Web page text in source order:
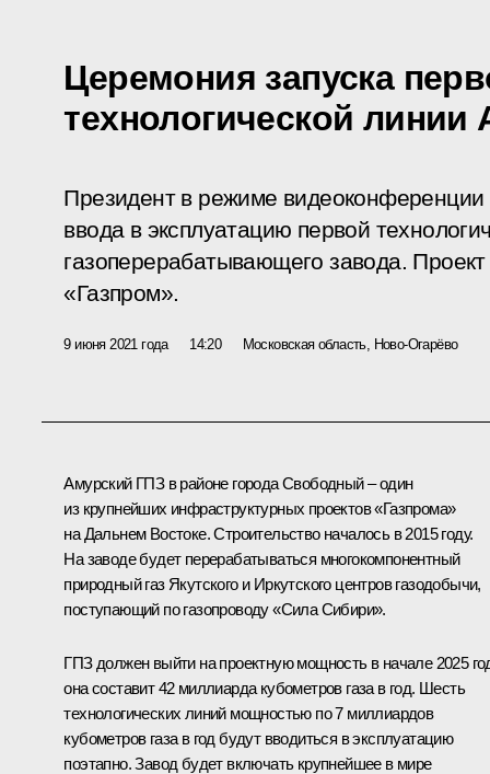
Церемония запуска
технологической линии
Президент в режиме
ввода в эксплуатацию первой
газоперерабатывающего завода.
«Газпром».
9 июня 2021 года 14:20 Московская область, Ново-Огарёво
Амурский ГПЗ в районе города Свободный – один
из крупнейших инфраструктурных проектов «Газпрома»
на Дальнем Востоке. Строительство началось в 2015 году.
На заводе будет перерабатываться многокомпонентный
природный газ Якутского и Иркутского центров газодобычи,
поступающий по газопроводу «Сила Сибири».
ГПЗ должен выйти на проектную мощность в начале 2025
она составит 42 миллиарда кубометров газа в год. Шесть
технологических линий мощностью по 7 миллиардов
кубометров газа в год будут вводиться в эксплуатацию
поэтапно. Завод будет включать крупнейшее в мире